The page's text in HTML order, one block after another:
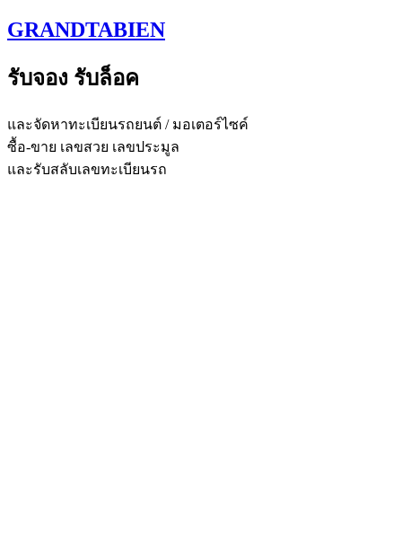
Skip
to
GRANDTABIEN
รับจอง รับล็อค
และจัดหาทะเบียนรถยนต์ / มอเตอร์ไซค์
ซื้อ-ขาย เลขสวย เลขประมูล
และรับสลับเลขทะเบียนรถ